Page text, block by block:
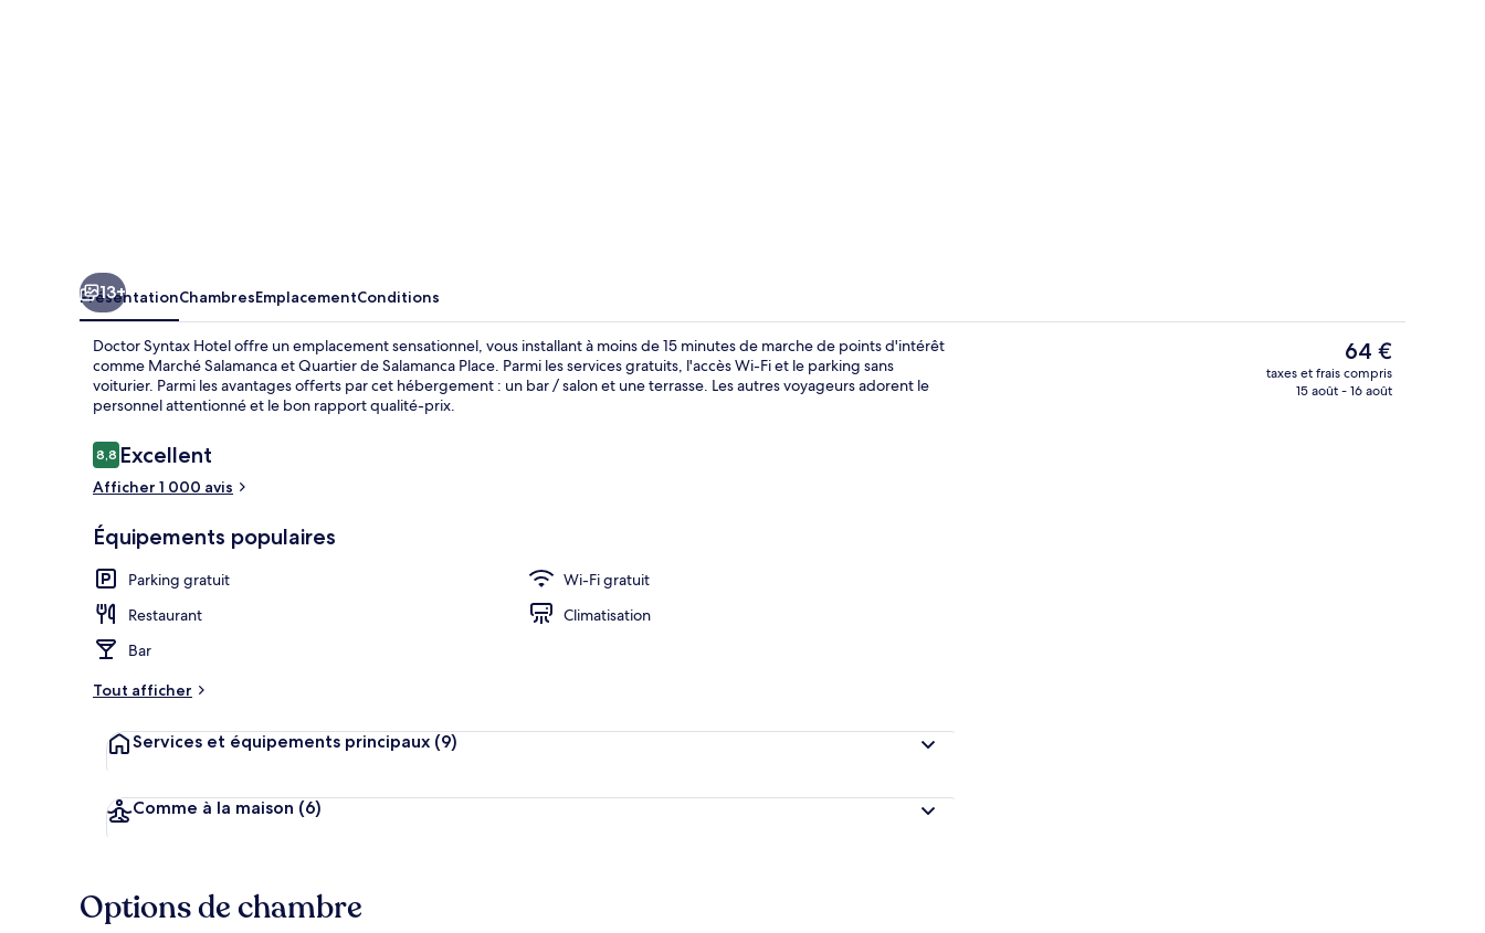
13+
PrésentationChambresEmplacementConditions
Doctor Syntax Hotel offre un emplacement sensationnel, vous installant à moins de 15 minutes de marche de points d'intérêt
comme Marché Salamanca et Quartier de Salamanca Place. Parmi les services gratuits, l'accès Wi-Fi et le parking sans
voiturier. Parmi les avantages offerts par cet hébergement : un bar / salon et une terrasse. Les autres voyageurs adorent le
personnel attentionné et le bon rapport qualité-prix.
Avis
voyageurs
8,88,8 sur 10
Excellent
Afficher 1 000 avis
Équipements populaires
Parking gratuit
Wi-Fi gratuit
Restaurant
Climatisation
Bar
Tout afficher
Services et équipements principaux (9)
Comme à la maison (6)
Le
prix
actuel
64 €
taxes et frais compris
15 août - 16 août
Options de chambre